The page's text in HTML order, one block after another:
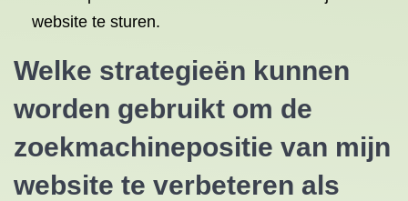
website te sturen.
Welke strategieën kunnen
worden gebruikt om de
zoekmachinepositie van mijn
website te verbeteren als